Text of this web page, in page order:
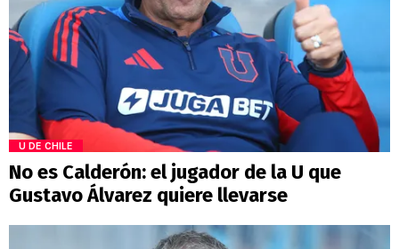
U DE CHILE
No es Calderón: el jugador de la U que
Gustavo Álvarez quiere llevarse